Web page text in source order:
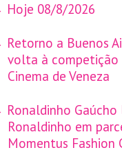
Hoje 08/8/2026
Retorno a Buenos
volta à
Cinema de Veneza
Ronaldinho Gaúcho
Ronaldinho em
Momentus Fashion